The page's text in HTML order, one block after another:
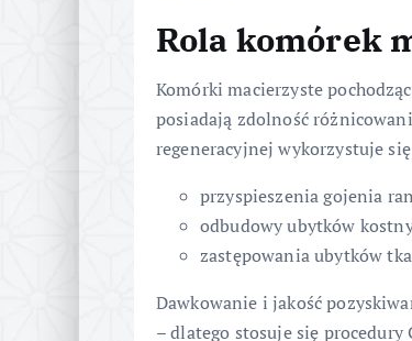
Rola komórek
Komórki macierzyste
posiadają zdolność
regeneracyjnej wykorzystuje
przyspieszenia gojenia
odbudowy ubytków
zastępowania ubytków
Dawkowanie i jakość
– dlatego stosuje się